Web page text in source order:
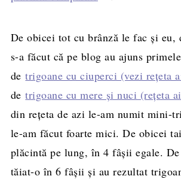
De obicei tot cu brânză le fac și eu,
s-a făcut că pe blog au ajuns
detrigoane cu ciuperci (vezi rețeta
detrigoane cu mere și nuci (rețeta
din rețeta de azi le-am numit mini-
le-am făcut foarte mici. De obicei
plăcintă pe lung, în 4 fâșii egale. De
tăiat-o în 6 fâșii și au rezultat